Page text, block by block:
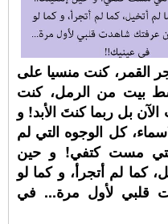
القمر، كنت منسيا على
بيت من الرمل، كنت
بل ربما كنتَ الأبد! و
كل الوجوه التي لم
التي مست كتفي! و حين
كما لم أتجرأ، و كما لو
قلبي لأول مرة... في